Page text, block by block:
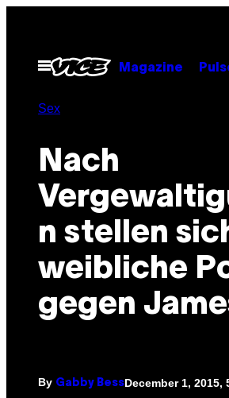
contentOpen
Menu
Magazine
Sex
Nach
n stellen
weibliche
gegen
By Gabby BessDecember 1, 2015,